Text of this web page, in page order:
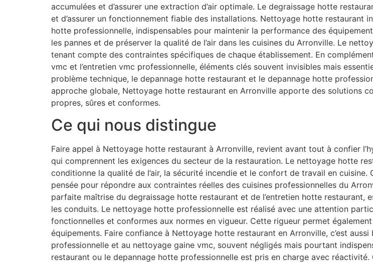
accumulées et d’assurer une extraction d’air optimale. Le degraissage hotte
et d’assurer un fonctionnement fiable des installations. Nettoyage hotte restaurant
hotte professionnelle, indispensables pour maintenir la performance des
les pannes et de préserver la qualité de l’air dans les cuisines du Arronville. Le
tenant compte des contraintes spécifiques de chaque établissement. En
vmc et l’entretien vmc professionnelle, éléments clés souvent invisibles mais
problème technique, le depannage hotte restaurant et le depannage hotte
approche globale, Nettoyage hotte restaurant en Arronville apporte des solutions
propres, sûres et conformes.
Ce qui nous distingue
Faire appel à Nettoyage hotte restaurant à Arronville, revient avant tout à confier
qui comprennent les exigences du secteur de la restauration. Le nettoyage hotte
conditionne la qualité de l’air, la sécurité incendie et le confort de travail en
pensée pour répondre aux contraintes réelles des cuisines professionnelles du
parfaite maîtrise du degraissage hotte restaurant et de l’entretien hotte restaurant,
les conduits. Le nettoyage hotte professionnelle est réalisé avec une attention
fonctionnelles et conformes aux normes en vigueur. Cette rigueur permet
équipements. Faire confiance à Nettoyage hotte restaurant en Arronville, c’est
professionnelle et au nettoyage gaine vmc, souvent négligés mais pourtant
restaurant ou le depannage hotte professionnelle est pris en charge avec